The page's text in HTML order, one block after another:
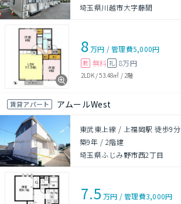
埼玉県川越市大字藤間
8万円 /管理費5,000円
敷 無料 礼 8万円
2LDK/53.48㎡ / 2階
賃貸アパート アムールWest
東武東上線 / 上福岡駅 徒歩9分
築9年 / 2階建
埼玉県ふじみ野市西2丁目
7.5 万円 /管理費3,000円